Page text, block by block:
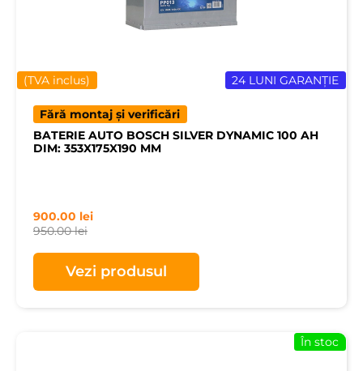
24 LUNI GARANȚIE
(TVA inclus)
Fără montaj și verificări
BATERIE AUTO BOSCH SILVER DYNAMIC 100 AH
DIM: 353X175X190 MM
950.00lei
900.00 lei
Vezi produsul
În stoc